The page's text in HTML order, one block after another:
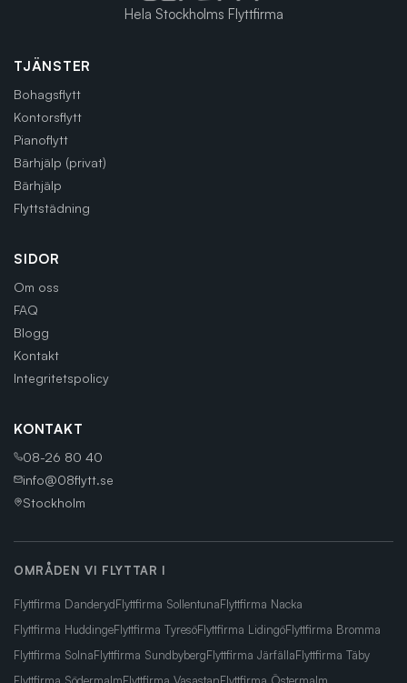
Hela Stockholms Flyttfirma
TJÄNSTER
Bohagsflytt
Kontorsflytt
Pianoflytt
Bärhjälp (privat)
Bärhjälp
Flyttstädning
SIDOR
Om oss
FAQ
Blogg
Kontakt
Integritetspolicy
KONTAKT
08-26 80 40
info@08flytt.se
Stockholm
OMRÅDEN VI FLYTTAR I
Flyttfirma DanderydFlyttfirma SollentunaFlyttfirma Nacka
Flyttfirma HuddingeFlyttfirma TyresöFlyttfirma LidingöFlyttfirma Bromma
Flyttfirma SolnaFlyttfirma SundbybergFlyttfirma JärfällaFlyttfirma Täby
Flyttfirma SödermalmFlyttfirma VasastanFlyttfirma Östermalm